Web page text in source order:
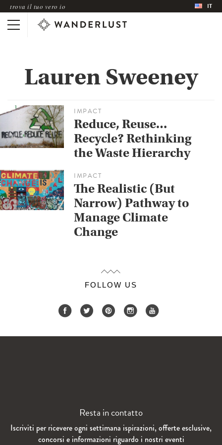
trova il tuo vero io IT
Lauren Sweeney
IMPACT
Reduce, Reuse…
Recycle? Rethinking
the Waste Hierarchy
IMPACT
The Realistic (But
Narrow) Pathway to
Manage Climate
Change
FOLLOW US
Resta in contatto
Iscriviti per ricevere ogni settimana ispirazioni, offerte esclusive,
concorsi e informazioni riguardo i nostri eventi